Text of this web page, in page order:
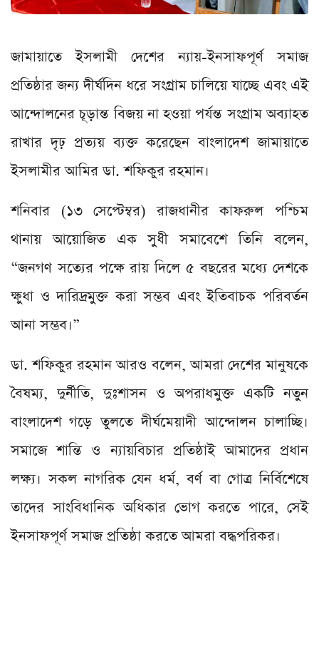
জামায়াতে ইসলামী দেশের ন্যায়-ইনসাফপূর্ণ সমাজ
প্রতিষ্ঠার জন্য দীর্ঘদিন ধরে সংগ্রাম চালিয়ে যাচ্ছে এবং এই
আন্দোলনের চূড়ান্ত বিজয় না হওয়া পর্যন্ত সংগ্রাম অব্যাহত
রাখার দৃঢ় প্রত্যয় ব্যক্ত করেছেন বাংলাদেশ জামায়াতে
ইসলামীর আমির ডা. শফিকুর রহমান।
শনিবার (১৩ সেপ্টেম্বর) রাজধানীর কাফরুল পশ্চিম
থানায় আয়োজিত এক সুধী সমাবেশে তিনি বলেন,
“জনগণ সত্যের পক্ষে রায় দিলে ৫ বছরের মধ্যে দেশকে
ক্ষুধা ও দারিদ্রমুক্ত করা সম্ভব এবং ইতিবাচক পরিবর্তন
আনা সম্ভব।”
ডা. শফিকুর রহমান আরও বলেন, আমরা দেশের মানুষকে
বৈষম্য, দুর্নীতি, দুঃশাসন ও অপরাধমুক্ত একটি নতুন
বাংলাদেশ গড়ে তুলতে দীর্ঘমেয়াদী আন্দোলন চালাচ্ছি।
সমাজে শান্তি ও ন্যায়বিচার প্রতিষ্ঠাই আমাদের প্রধান
লক্ষ্য। সকল নাগরিক যেন ধর্ম, বর্ণ বা গোত্র নির্বিশেষে
তাদের সাংবিধানিক অধিকার ভোগ করতে পারে, সেই
ইনসাফপূর্ণ সমাজ প্রতিষ্ঠা করতে আমরা বদ্ধপরিকর।